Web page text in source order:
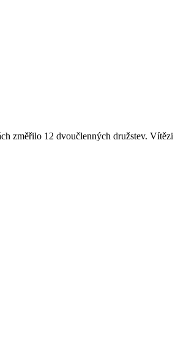
změřilo 12 dvoučlenných družstev. Vítězi